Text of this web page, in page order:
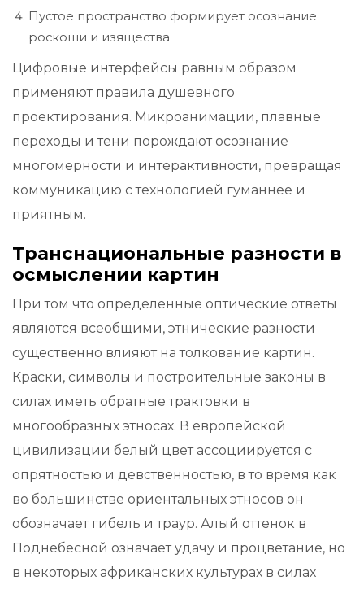
Пустое пространство формирует осознание
роскоши и изящества
Цифровые интерфейсы равным образом
применяют правила душевного
проектирования. Микроанимации, плавные
переходы и тени порождают осознание
многомерности и интерактивности, превращая
коммуникацию с технологией гуманнее и
приятным.
Транснациональные разности в
осмыслении картин
При том что определенные оптические ответы
являются всеобщими, этнические разности
существенно влияют на толкование картин.
Краски, символы и построительные законы в
силах иметь обратные трактовки в
многообразных этносах. В европейской
цивилизации белый цвет ассоциируется с
опрятностью и девственностью, в то время как
во большинстве ориентальных этносов он
обозначает гибель и траур. Алый оттенок в
Поднебесной означает удачу и процветание, но
в некоторых африканских культурах в силах